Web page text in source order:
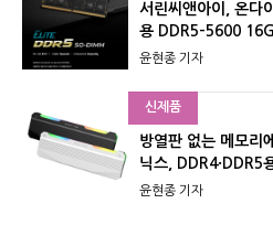
서린씨앤아이, 온다
용 DDR5-5600
윤현종 기자
신제품
방열판 없는 메모리
닉스, DDR4·DDR5
윤현종 기자